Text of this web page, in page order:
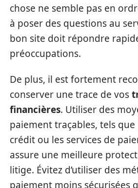
chose ne semble pas en
à poser des questions au
bon site doit répondre
préoccupations.
De plus, il est fortement
conserver une trace de vos
financières. Utiliser des
paiement traçables, tels que
crédit ou les services de
assure une meilleure
litige. Évitez d’utiliser des
paiement moins sécurisées